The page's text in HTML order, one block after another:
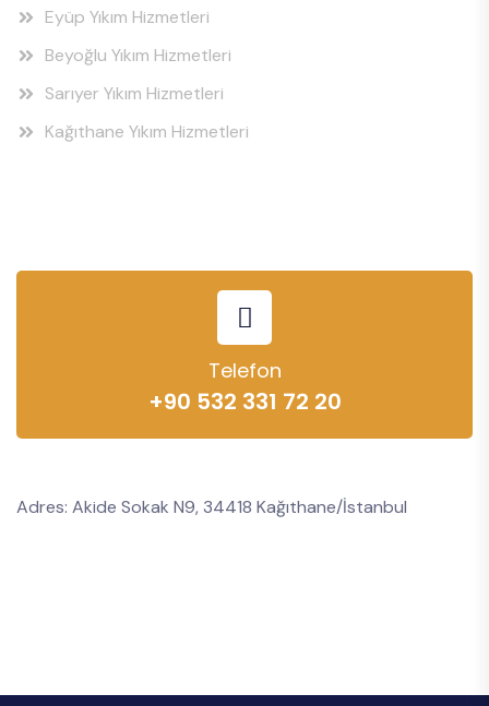
Eyüp Yıkım Hizmetleri
Beyoğlu Yıkım Hizmetleri
Sarıyer Yıkım Hizmetleri
Kağıthane Yıkım Hizmetleri
Telefon
+90 532 331 72 20
Adres: Akide Sokak N9, 34418 Kağıthane/İstanbul